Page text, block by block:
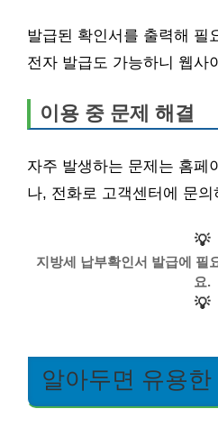
발급된 확인서를 출력해 필
전자 발급도 가능하니 웹사
이용 중 문제 해결
자주 발생하는 문제는 홈페
나, 전화로 고객센터에 문
💡
지방세 납부확인서 발급에 필
요.
💡
알아두면 유용한